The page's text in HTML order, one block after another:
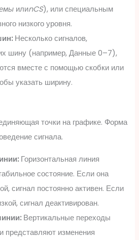
илиnCS), или специальным
низкого уровня.
Несколько сигналов,
шину (например, Данные 0–7),
вместе с помощью скобки или
указать ширину.
точки на графике. Форма
сигнала.
Горизонтальная линия
состояние. Если она
сигнал постоянно активен. Если
сигнал деактивирован.
Вертикальные переходы
представляют изменения